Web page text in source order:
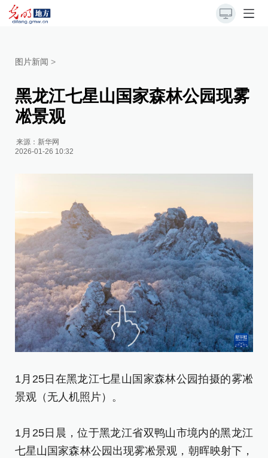
图片新闻 >
黑龙江七星山国家森林公园现雾
凇景观
来源： 新华网
2026-01-26 10:32
1月25日在黑龙江七星山国家森林公园拍摄的雾凇
景观（无人机照片）。
1月25日晨，位于黑龙江省双鸭山市境内的黑龙江
七星山国家森林公园出现雾凇景观，朝晖映射下，